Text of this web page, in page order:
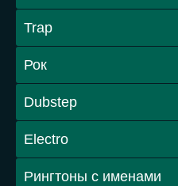
Trap
Рок
Dubstep
Electro
Рингтоны с именами